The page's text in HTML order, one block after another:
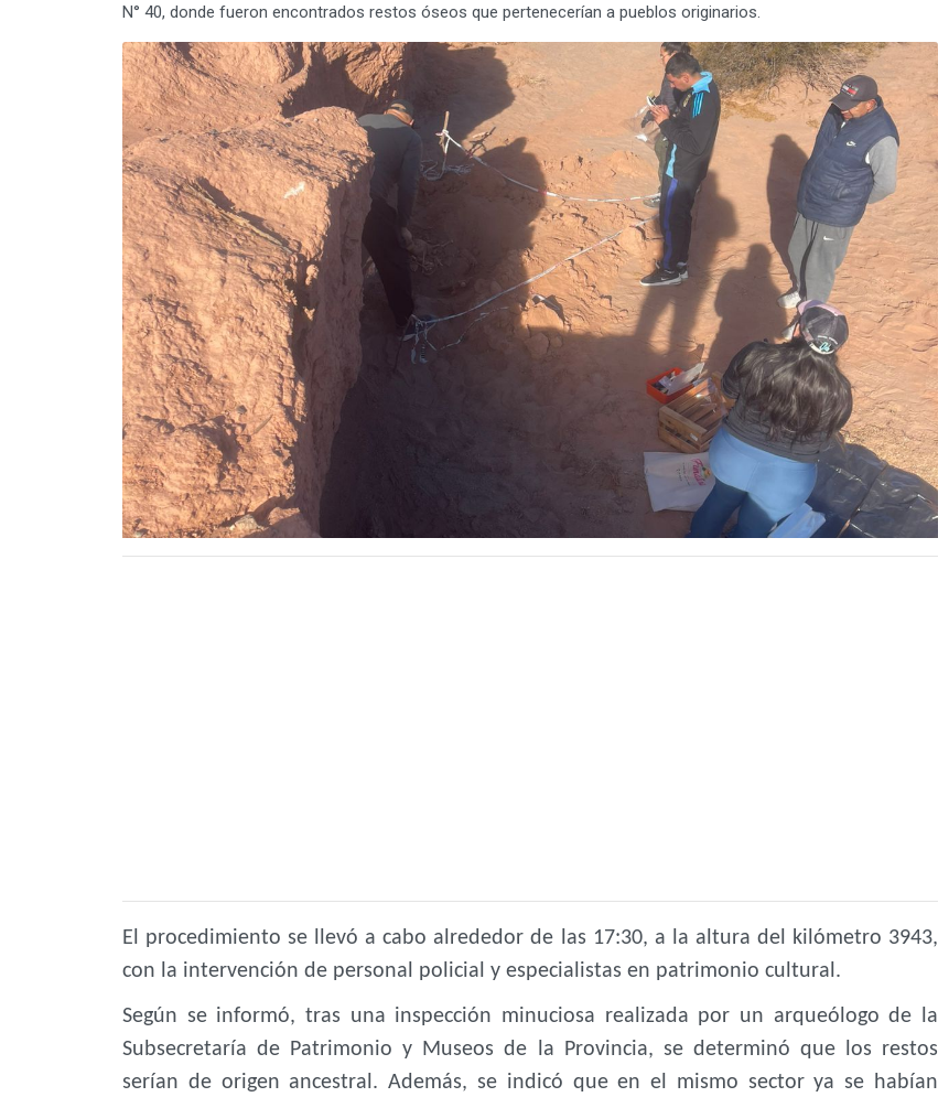
N° 40, donde fueron encontrados restos óseos que pertenecerían a pueblos originarios.
El procedimiento se llevó a cabo alrededor de las 17:30, a la altura del kilómetro 3943,
con la intervención de personal policial y especialistas en patrimonio cultural.
Según se informó, tras una inspección minuciosa realizada por un arqueólogo de la
Subsecretaría de Patrimonio y Museos de la Provincia, se determinó que los restos
serían de origen ancestral. Además, se indicó que en el mismo sector ya se habían